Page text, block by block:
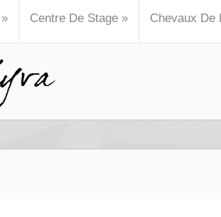
» Centre De Stage » Chevaux De